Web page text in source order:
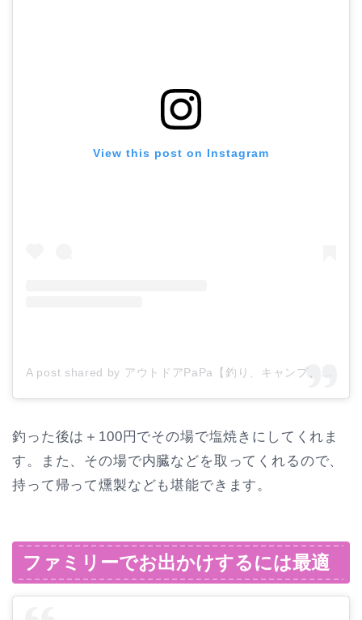
View this post on Instagram
釣った後は＋100円でその場で塩焼きにしてくれま
す。また、その場で内臓などを取ってくれるので、
持って帰って燻製なども堪能できます。
ファミリーでお出かけするには最適